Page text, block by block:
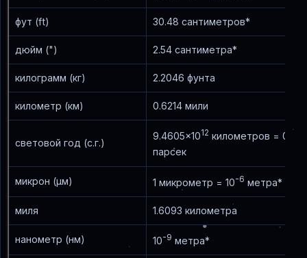
фут (ft) 30.48 сантиметров*
дюйм (") 2.54 сантиметра*
килограмм (кг) 2.2046 фунта
километр (км) 0.6214 мили
световой год (с.г.)
9.4605x1012 километров =
парсек
микрон (μм) 1 микрометр = 10-6 метра*
миля 1.6093 километра
нанометр (нм) 10-9 метра*